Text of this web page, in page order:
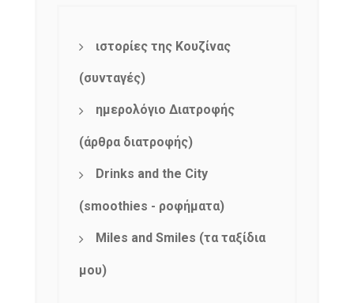
ιστορίες της Κουζίνας
(συνταγές)
ημερολόγιο Διατροφής
(άρθρα διατροφής)
Drinks and the City
(smoothies - ροφήματα)
Miles and Smiles (τα ταξίδια
μου)